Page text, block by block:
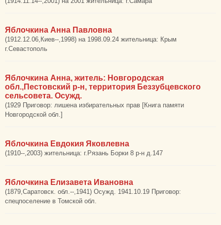
Яблочкина Анна Павловна
(1912.12.06,Киев--,1998) на 1998.09.24 жительница: Крым
г.Севастополь
Яблочкина Анна, житель: Новгородская
обл.,Пестовский р-н, территория Беззубцевского
сельсовета. Осужд.
(1929 Приговор: лишена избирательных прав [Книга памяти
Новгородской обл.]
Яблочкина Евдокия Яковлевна
(1910--,2003) жительница: г.Рязань Борки 8 р-н д.147
Яблочкина Елизавета Ивановна
(1879,Саратовск. обл.--,1941) Осужд. 1941.10.19 Приговор:
спецпоселение в Томской обл.